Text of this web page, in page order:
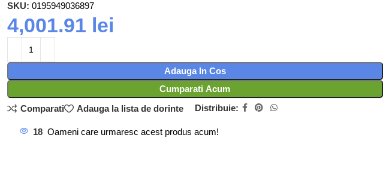
SKU: 0195949036897
4,001.91 lei
Adauga In Cos
Cumparati Acum
Comparati
Adauga la lista de dorinte Distribuie:
18 Oameni care urmaresc acest produs acum!